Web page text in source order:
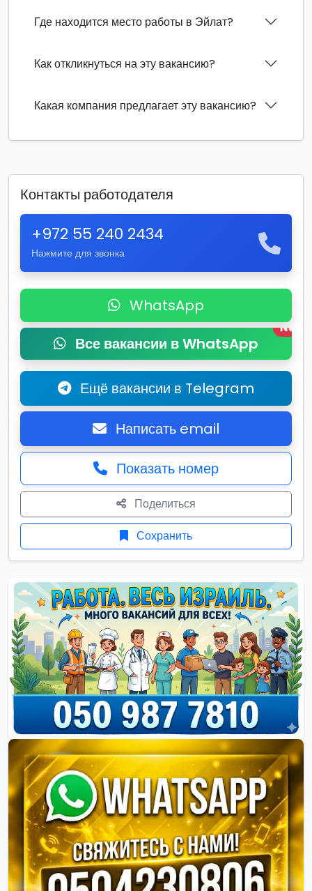
Где находится место работы в Эйлат?
Как откликнуться на эту вакансию?
Какая компания предлагает эту вакансию?
Контакты работодателя
+972 55 240 2434
Нажмите для звонка
WhatsApp
Все вакансии в WhatsApp
New
Ещё вакансии в Telegram
Написать email
Показать номер
Поделиться
Сохранить